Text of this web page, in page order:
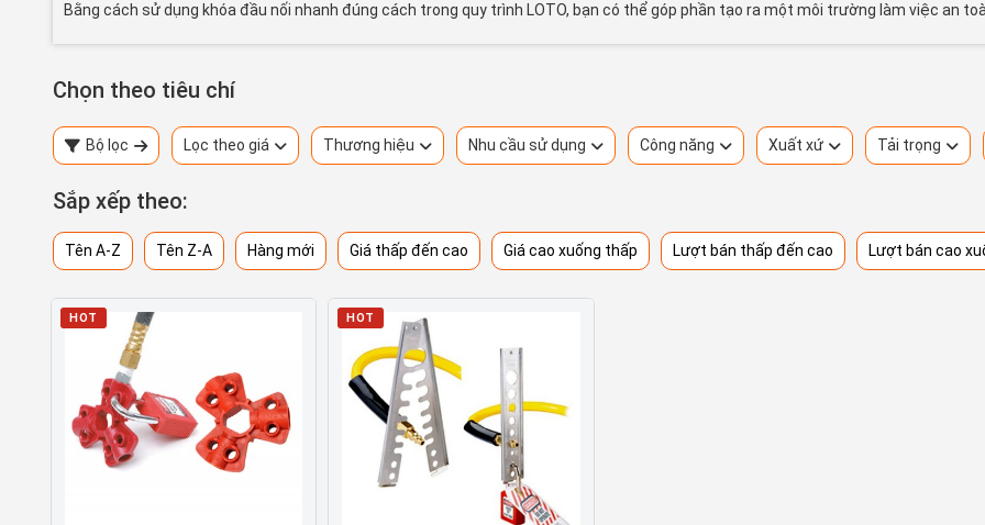
Bằng cách sử dụng khóa đầu nối nhanh đúng cách trong quy trình LOTO, bạn có thể góp phần tạo ra một môi trường làm việc an
Chọn theo tiêu chí
Bộ lọc Lọc theo giá Thương hiệu Nhu cầu sử dụng Công năng Xuất xứ Tải trọng
Sắp xếp theo:
Tên A-Z Tên Z-A Hàng mới Giá thấp đến cao Giá cao xuống thấp Lượt bán thấp đến cao Lượt bán cao
HOT HOT